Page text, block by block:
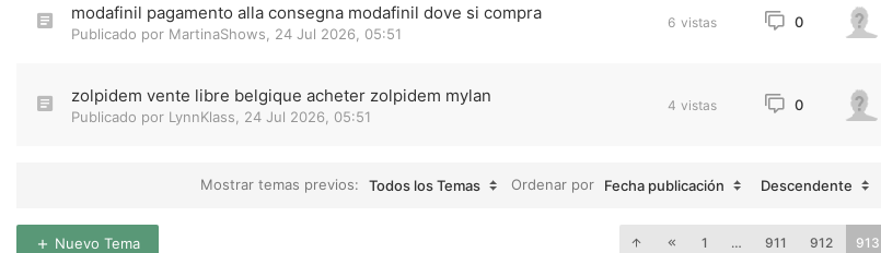
modafinil pagamento alla consegna modafinil dove si compra
Publicado por MartinaShows 24 Jul 2026, 05:51
6 vistas 0
zolpidem vente libre belgique acheter zolpidem mylan
Publicado por LynnKlass 24 Jul 2026, 05:51
4 vistas 0
Mostrar temas previos: Todos los Temas Ordenar por Fecha publicación Descendente
Nuevo Tema 1 … 911 912 913